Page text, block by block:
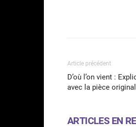
Article précédent
D’où l’on vient :
avec la pièce
ARTICLES EN